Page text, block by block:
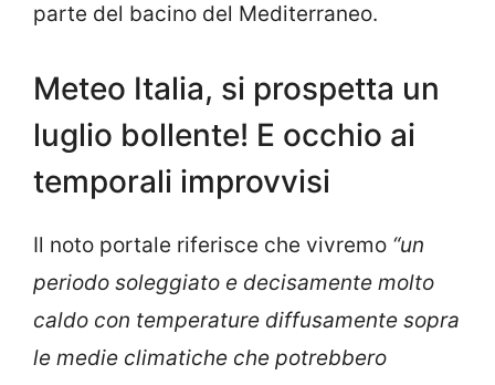
parte del bacino del Mediterraneo.
Meteo Italia, si prospetta un
luglio bollente! E occhio ai
temporali improvvisi
Il noto portale riferisce che vivremo “un
periodo soleggiato e decisamente molto
caldo con temperature diffusamente sopra
le medie climatiche che potrebbero